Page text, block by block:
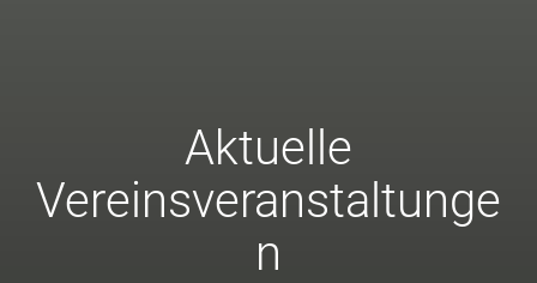
Aktuelle
Vereinsveranstaltunge
n